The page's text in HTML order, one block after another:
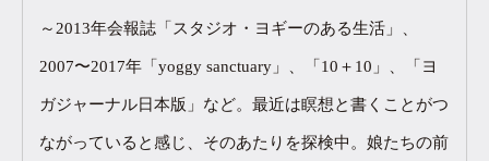
～2013年会報誌「スタジオ・ヨギーのある生活」、
2007〜2017年「yoggy sanctuary」、「10＋10」、「ヨ
ガジャーナル日本版」など。最近は瞑想と書くことがつ
ながっていると感じ、そのあたりを探検中。娘たちの前